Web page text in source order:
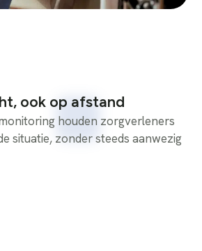
ook op afstand
houden zorgverleners
situatie, zonder steeds aanwezig